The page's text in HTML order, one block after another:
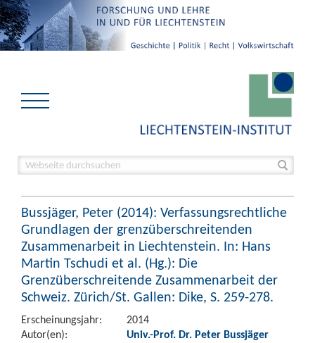
Bussjäger, Peter (2014): Verfassungsrechtliche
Grundlagen der grenzüberschreitenden
Zusammenarbeit in Liechtenstein. In: Hans
Martin Tschudi et al. (Hg.): Die
Grenzüberschreitende Zusammenarbeit der
Schweiz. Zürich/St. Gallen: Dike, S. 259-278.
Erscheinungsjahr:
2014
Autor(en):
Univ.-Prof. Dr. Peter Bussjäger